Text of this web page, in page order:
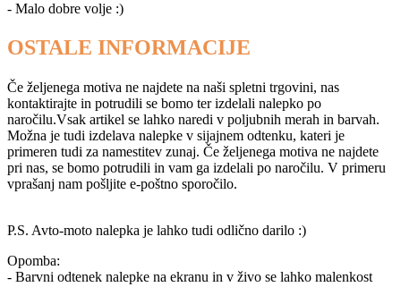
- Malo dobre volje :)
OSTALE INFORMACIJE
Če željenega motiva ne najdete na naši spletni trgovini, nas
kontaktirajte in potrudili se bomo ter izdelali nalepko po
naročilu.Vsak artikel se lahko naredi v poljubnih merah in barvah.
Možna je tudi izdelava nalepke v sijajnem odtenku, kateri je
primeren tudi za namestitev zunaj. Če željenega motiva ne najdete
pri nas, se bomo potrudili in vam ga izdelali po naročilu. V primeru
vprašanj nam pošljite e-poštno sporočilo.
P.S. Avto-moto nalepka je lahko tudi odlično darilo :)
Opomba:
- Barvni odtenek nalepke na ekranu in v živo se lahko malenkost